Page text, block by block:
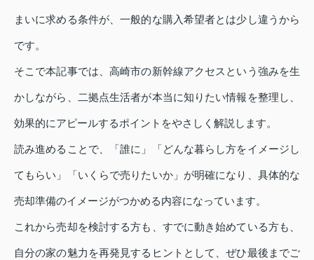
まいに求める条件が、一般的な購入希望者とは少し違うから
です。
そこで本記事では、高崎市の新幹線アクセスという強みを生
かしながら、二拠点生活者が本当に知りたい情報を整理し、
効果的にアピールするポイントをやさしく解説します。
読み進めることで、「誰に」「どんな暮らし方をイメージし
てもらい」「いくらで売りたいか」が明確になり、具体的な
売却準備のイメージがつかめる内容になっています。
これから売却を検討する方も、すでに動き始めている方も、
自分の家の魅力を再発見するヒントとして、ぜひ最後までご